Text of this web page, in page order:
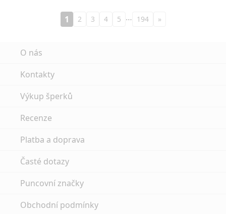
1 2 3 4 5 … 194 »
O nás
Kontakty
Výkup šperků
Recenze
Platba a doprava
Časté dotazy
Puncovní značky
Obchodní podmínky